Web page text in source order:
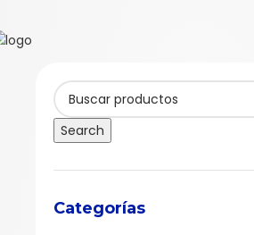
Search
Categorías